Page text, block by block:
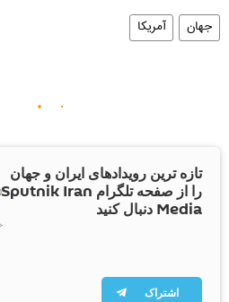
جهان آمریکا
تازه ترین رویدادهای ایران و جهان
را از صفحه تلگرام Sputnik Iran
Media دنبال کنید
اشتراک